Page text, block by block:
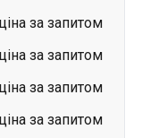
ціна за запитом
ціна за запитом
ціна за запитом
ціна за запитом